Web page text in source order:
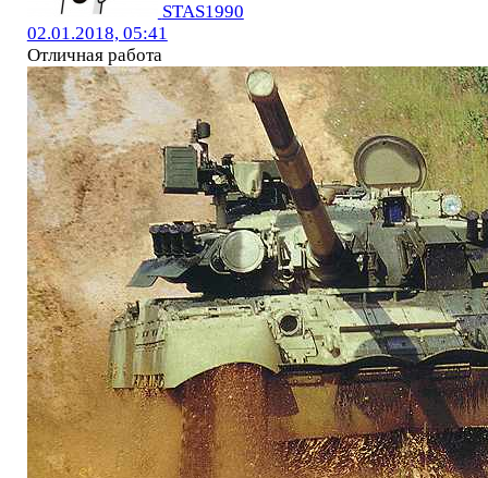
STAS1990
02.01.2018, 05:41
Отличная работа